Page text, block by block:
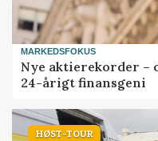
MARKEDSFOKUS
Nye aktierekorder –
24-årigt finansgeni
HØST-TOUR